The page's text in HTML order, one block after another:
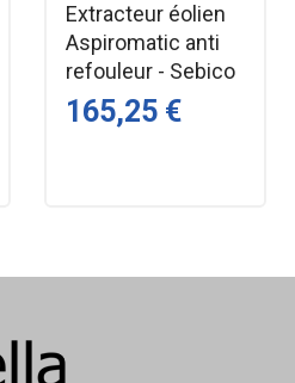
: Testé à 1 million de
Extracteur éolien
Aspiromatic anti
refouleur - Sebico
165,25 €